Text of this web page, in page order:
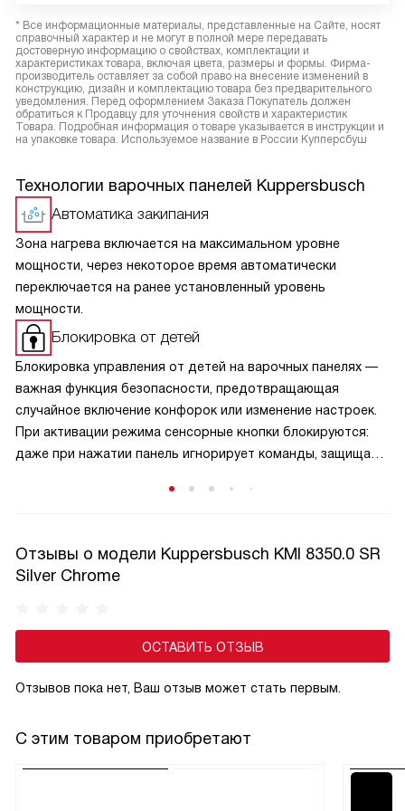
* Все информационные материалы, представленные на Сайте, носят
справочный характер и не могут в полной мере передавать
достоверную информацию о свойствах, комплектации и
характеристиках товара, включая цвета, размеры и формы. Фирма-
производитель оставляет за собой право на внесение изменений в
конструкцию, дизайн и комплектацию товара без предварительного
уведомления. Перед оформлением Заказа Покупатель должен
обратиться к Продавцу для уточнения свойств и характеристик
Товара. Подробная информация о товаре указывается в инструкции и
на упаковке товара. Используемое название в России Купперсбуш
Технологии варочных панелей Kuppersbusch
Автоматика закипания
Зона нагрева включается на максимальном уровне
мощности, через некоторое время автоматически
переключается на ранее установленный уровень
мощности.
Блокировка от детей
Блокировка управления от детей на варочных панелях —
важная функция безопасности, предотвращающая
случайное включение конфорок или изменение настроек.
При активации режима сенсорные кнопки блокируются:
даже при нажатии панель игнорирует команды, защищая
в семьях с маленькими детьми и добавляет спокойствие
при готовке.
Отзывы о модели Kuppersbusch KMI 8350.0 SR
Silver Chrome
ОСТАВИТЬ ОТЗЫВ
Отзывов пока нет, Ваш отзыв может стать первым.
С этим товаром приобретают